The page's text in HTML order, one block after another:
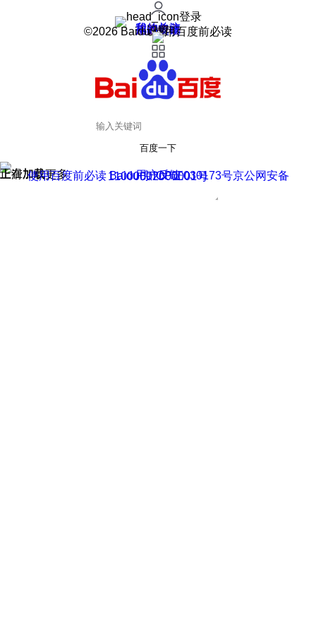
登录
我的关注
我的收藏
皮肤中心
用户反馈
设置
©2026 Baidu 使用百度前必读
百度一下
正在加载
上滑加载更多 用户反馈
使用百度前必读 Baidu 京ICP证030173号
京公网安备11000002000001号